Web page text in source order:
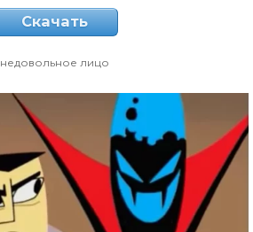
Скачать
недовольное лицо